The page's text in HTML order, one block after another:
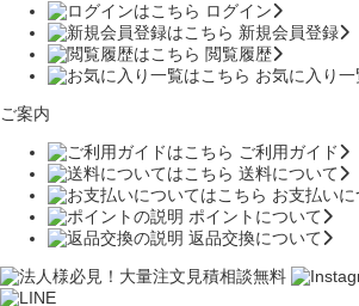
ログイン
新規会員登録
閲覧履歴
お気に入り一
ご案内
ご利用ガイド
送料について
お支払いに
ポイントについて
返品交換について